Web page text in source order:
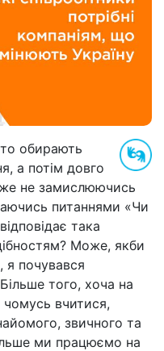
обирають
а потім довго
не замислюючись
питаннями «Чи
така
Може, якби
почувався
того, хоча на
чомусь вчитися,
звичного та
ми працюємо на